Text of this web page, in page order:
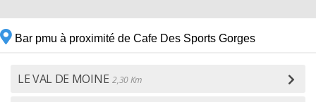
Bar pmu à proximité de Cafe Des Sports Gorges
LE VAL DE MOINE 2,30 Km